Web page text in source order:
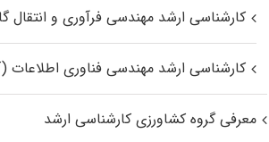
کارشناسی ارشد مهندسی فرآوری و انتقال
کارشناسی ارشد مهندسی فناوری اطلاعات (IT)
معرفی گروه کشاورزی کارشناسی ارشد